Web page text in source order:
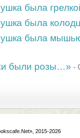
была
была
была
были розы…» -
2015-2026